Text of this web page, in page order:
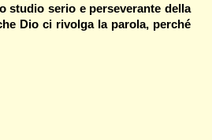
studio serio e perseverante della
Dio ci rivolga la parola, perché